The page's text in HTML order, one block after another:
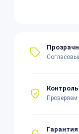
Проверяем